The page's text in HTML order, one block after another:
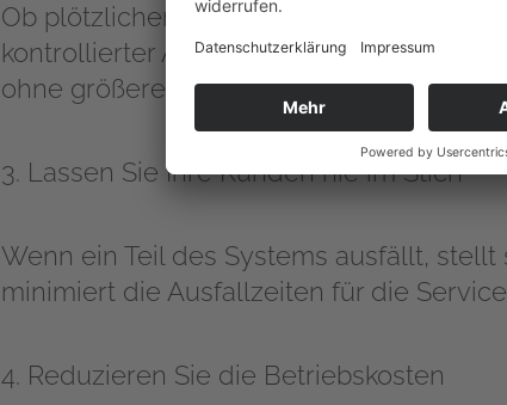
Ob plötzlicher Ressourcenanstieg
kontrollierter Anstieg (Einführung neuer
ohne größere Unterbrechungen an.
3. Lassen Sie Ihre Kunden nie im Stich
Wenn ein Teil des Systems ausfällt,
minimiert die Ausfallzeiten für die
4. Reduzieren Sie die Betriebskosten